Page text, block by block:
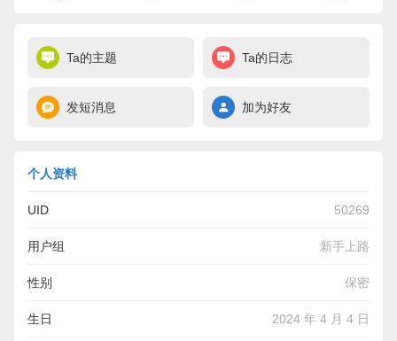
Ta的主题 Ta的日志
发短消息 加为好友
个人资料
UID 50269
用户组 新手上路
性别 保密
生日 2024 年 4 月 4 日